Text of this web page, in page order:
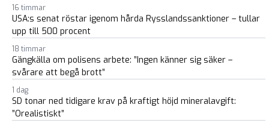
16 timmar
USA:s senat röstar igenom hårda Rysslandssanktioner – tullar
upp till 500 procent
18 timmar
Gängkälla om polisens arbete: ”Ingen känner sig säker –
svårare att begå brott”
1 dag
SD tonar ned tidigare krav på kraftigt höjd mineralavgift:
”Orealistiskt”